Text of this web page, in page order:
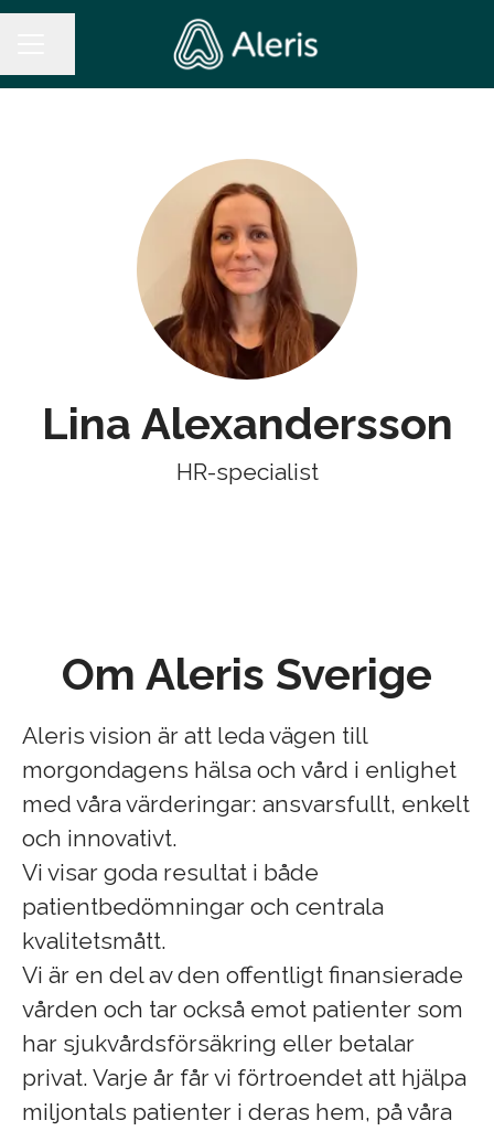
Lina Alexandersson
HR-specialist
Om Aleris Sverige
Aleris vision är att leda vägen till
morgondagens hälsa och vård i enlighet
med våra värderingar: ansvarsfullt, enkelt
och innovativt.
Vi visar goda resultat i både
patientbedömningar och centrala
kvalitetsmått.
Vi är en del av den offentligt finansierade
vården och tar också emot patienter som
har sjukvårdsförsäkring eller betalar
privat. Varje år får vi förtroendet att hjälpa
miljontals patienter i deras hem, på våra